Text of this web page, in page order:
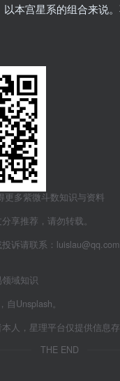
以本宫星系的组合来说
更多紫微斗数知识与资料
享推荐，请勿转载。
诉请联系：
域知识
Unsplash。
人，星理平台仅提供信息存
THE END